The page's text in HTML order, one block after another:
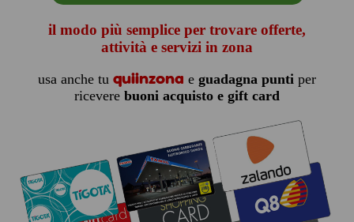
il modo più semplice per trovare offerte,
attività e servizi in zona
usa anche tu quiinzona e guadagna puntiper
ricevere buoni acquisto e gift card